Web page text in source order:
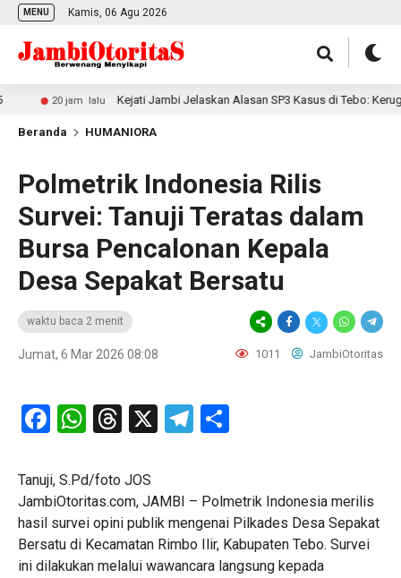
MENU Kamis, 06 Agu 2026
20 jam lalu Kejati Jambi Jelaskan Alasan SP3 Kasus di Tebo: Kerugian
Beranda HUMANIORA
Polmetrik Indonesia Rilis
Survei: Tanuji Teratas dalam
Bursa Pencalonan Kepala
Desa Sepakat Bersatu
waktu baca 2 menit
Jumat, 6 Mar 2026 08:08 1011 JambiOtoritas
Facebook
WhatsApp
Threads
X Telegram
Tanuji, S.Pd/foto JOS
JambiOtoritas.com, JAMBI – Polmetrik Indonesia merilis
hasil survei opini publik mengenai Pilkades Desa Sepakat
Bersatu di Kecamatan Rimbo Ilir, Kabupaten Tebo. Survei
ini dilakukan melalui wawancara langsung kepada